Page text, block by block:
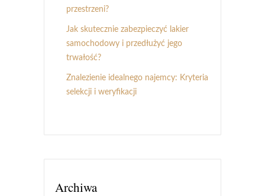
przestrzeni?
Jak skutecznie zabezpieczyć lakier
samochodowy i przedłużyć jego
trwałość?
Znalezienie idealnego najemcy: Kryteria
selekcji i weryfikacji
Archiwa